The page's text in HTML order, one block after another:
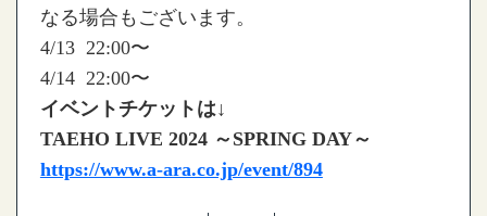
なる場合もございます。
4/13 22:00〜
4/14 22:00〜
イベントチケットは↓
TAEHO LIVE 2024 ～SPRING DAY～
https://www.a-ara.co.jp/event/894